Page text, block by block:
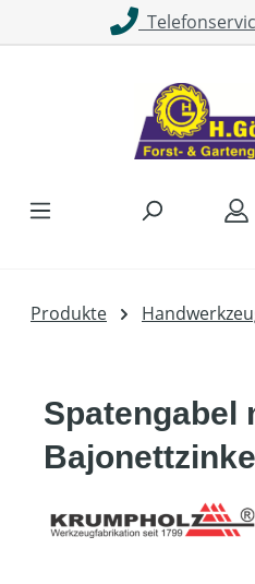
Zum Hauptinhalt springen
Produkte
Spatengabel